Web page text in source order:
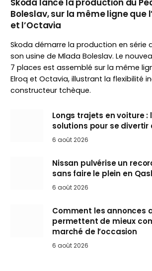
Skoda lance la production du
Boleslav, sur la même ligne que
et l’Octavia
Skoda démarre la production en série
son usine de Mlada Boleslav. Le
7 places est assemblé sur la même
Elroq et Octavia, illustrant la flexibilité
constructeur tchèque.
Longs trajets en voiture :
solutions pour se divertir
6 août 2026
Nissan pulvérise un
sans faire le plein en
6 août 2026
Comment les annonces
permettent de mieux
marché de l’occasion
6 août 2026